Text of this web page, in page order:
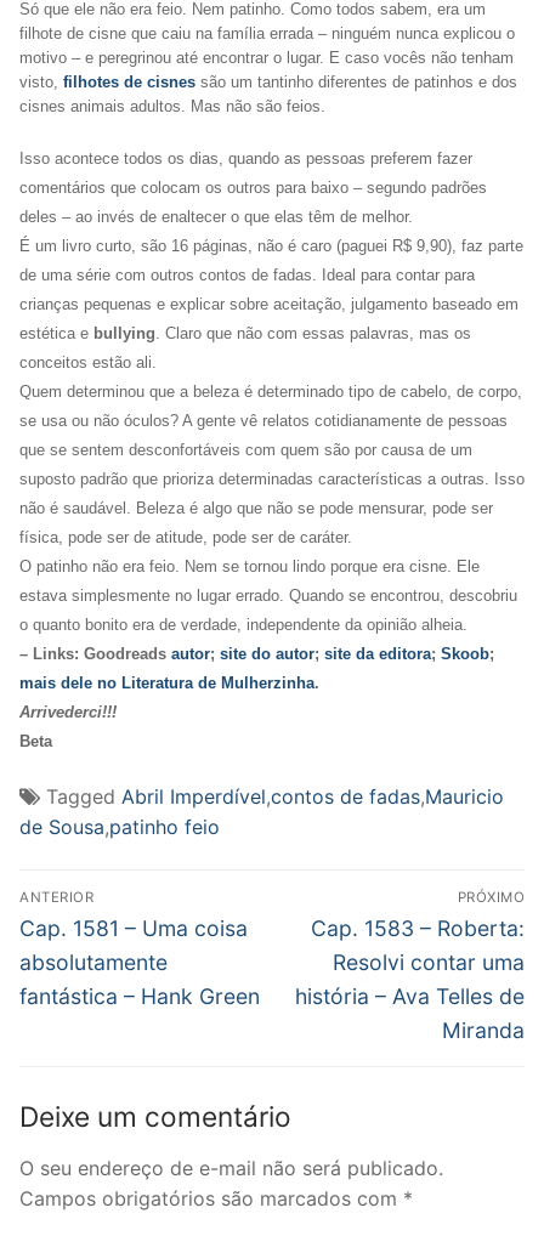
Só que ele não era feio. Nem patinho. Como todos sabem, era um
filhote de cisne que caiu na família errada – ninguém nunca explicou o
motivo – e peregrinou até encontrar o lugar. E caso vocês não tenham
visto, filhotes de cisnes são um tantinho diferentes de patinhos e dos
cisnes animais adultos. Mas não são feios.
Isso acontece todos os dias, quando as pessoas preferem fazer
comentários que colocam os outros para baixo – segundo padrões
deles – ao invés de enaltecer o que elas têm de melhor.
É um livro curto, são 16 páginas, não é caro (paguei R$ 9,90), faz parte
de uma série com outros contos de fadas. Ideal para contar para
crianças pequenas e explicar sobre aceitação, julgamento baseado em
estética e bullying . Claro que não com essas palavras, mas os
conceitos estão ali.
Quem determinou que a beleza é determinado tipo de cabelo, de corpo,
se usa ou não óculos? A gente vê relatos cotidianamente de pessoas
que se sentem desconfortáveis com quem são por causa de um
suposto padrão que prioriza determinadas características a outras. Isso
não é saudável. Beleza é algo que não se pode mensurar, pode ser
física, pode ser de atitude, pode ser de caráter.
O patinho não era feio. Nem se tornou lindo porque era cisne. Ele
estava simplesmente no lugar errado. Quando se encontrou, descobriu
o quanto bonito era de verdade, independente da opinião alheia.
– Links: Goodreads autor; site do autor; site da editora; Skoob;
mais dele no Literatura de Mulherzinha.
Arrivederci!!!
Beta
Tagged Abril Imperdível,contos de fadas,Mauricio
de Sousa,patinho feio
Navegação
de
Post
ANTERIOR
Post
anterior:
Cap. 1581 – Uma coisa
absolutamente
fantástica – Hank Green
PRÓXIMO
Próximo
post:
Cap. 1583 – Roberta:
Resolvi contar uma
história – Ava Telles de
Miranda
Deixe um comentário
O seu endereço de e-mail não será publicado.
Campos obrigatórios são marcados com *